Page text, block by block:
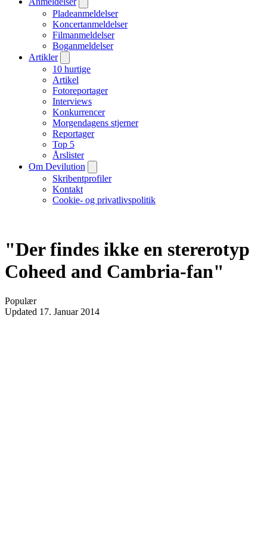
Pladeanmeldelser
Koncertanmeldelser
Filmanmeldelser
Boganmeldelser
Artikler
10 hurtige
Artikel
Fotoreportager
Interviews
Konkurrencer
Morgendagens stjerner
Reportager
Top 5
Årslister
Om Devilution
Skribentprofiler
Kontakt
Cookie- og privatlivspolitik
"Der findes ikke en stererotyp
Coheed and Cambria-fan"
Populær
Updated 17. Januar 2014